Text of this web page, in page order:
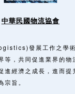
中華民國物流協會
發展工作之學
等，共同促進業界的物
進經濟之成長，進而提
宗旨。